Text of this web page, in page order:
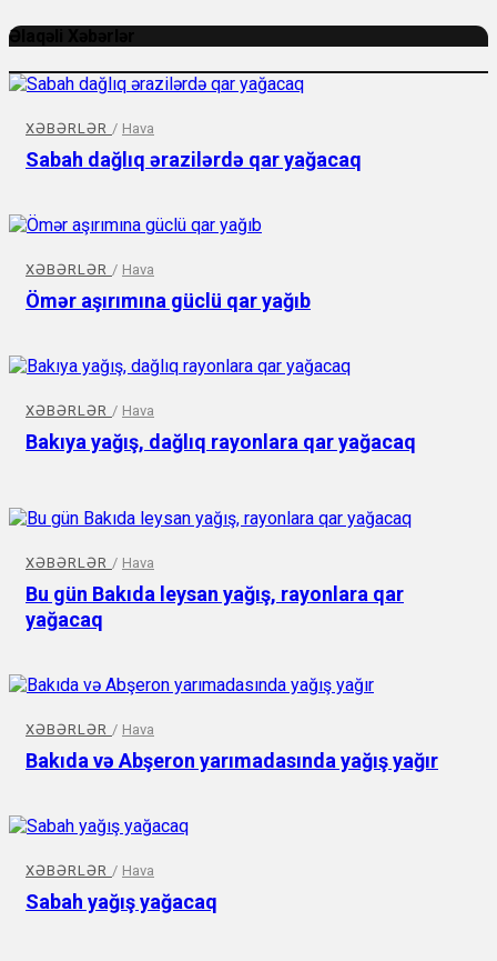
Əlaqəli Xəbərlər
XƏBƏRLƏR / Hava
Sabah dağlıq ərazilərdə qar yağacaq
XƏBƏRLƏR / Hava
Ömər aşırımına güclü qar yağıb
XƏBƏRLƏR / Hava
Bakıya yağış, dağlıq rayonlara qar yağacaq
XƏBƏRLƏR / Hava
Bu gün Bakıda leysan yağış, rayonlara qar
yağacaq
XƏBƏRLƏR / Hava
Bakıda və Abşeron yarımadasında yağış yağır
XƏBƏRLƏR / Hava
Sabah yağış yağacaq